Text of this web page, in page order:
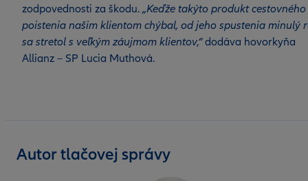
zodpovednosti za škodu. „Keďže takýto produkt cestovného
poistenia našim klientom chýbal, od jeho spustenia minulý
sa stretol s veľkým záujmom klientov,“dodáva hovorkyňa
Allianz – SP Lucia Muthová.
Autor tlačovej správy